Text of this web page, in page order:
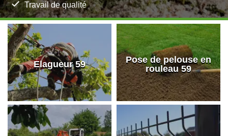
Travail de qualité
Elagueur 59
Pose de pelouse en
rouleau 59